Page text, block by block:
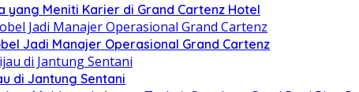
yang Meniti Karier di Grand Cartenz Hotel
Jadi Manajer Operasional Grand Cartenz
di Jantung Sentani